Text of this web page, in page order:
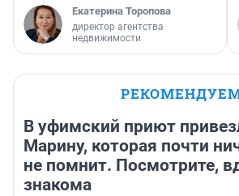
Екатерина Торопова
директор агентства
недвижимости
В уфимский приют
Марину, которая почти
не помнит. Посмотрите,
знакома